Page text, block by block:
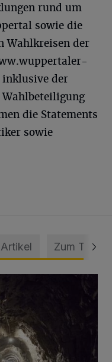
rund um
sowie die
Wahlkreisen der
der
die Statements
sowie
Zum Thema